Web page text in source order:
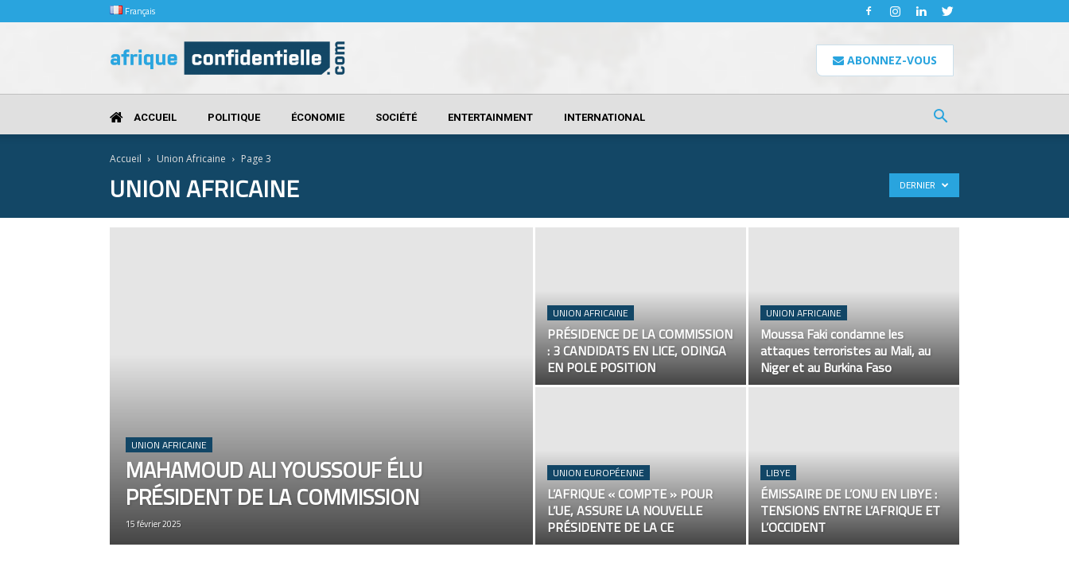
Français
Confidentielle
ABONNEZ-VOUS
ACCUEIL POLITIQUE ÉCONOMIE SOCIÉTÉ ENTERTAINMENT INTERNATIONAL
Accueil Union Africaine Page 3
UNION AFRICAINE DERNIER
UNION AFRICAINE
MAHAMOUD ALI YOUSSOUF ÉLU
PRÉSIDENT DE LA COMMISSION
15 février 2025
UNION AFRICAINE
PRÉSIDENCE DE LA COMMISSION
: 3 CANDIDATS EN LICE, ODINGA
EN POLE POSITION
UNION AFRICAINE
Moussa Faki condamne les
attaques terroristes au Mali, au
Niger et au Burkina Faso
UNION EUROPÉENNE
L’AFRIQUE « COMPTE » POUR
L’UE, ASSURE LA NOUVELLE
PRÉSIDENTE DE LA CE
LIBYE
ÉMISSAIRE DE L’ONU EN LIBYE :
TENSIONS ENTRE L’AFRIQUE ET
L’OCCIDENT